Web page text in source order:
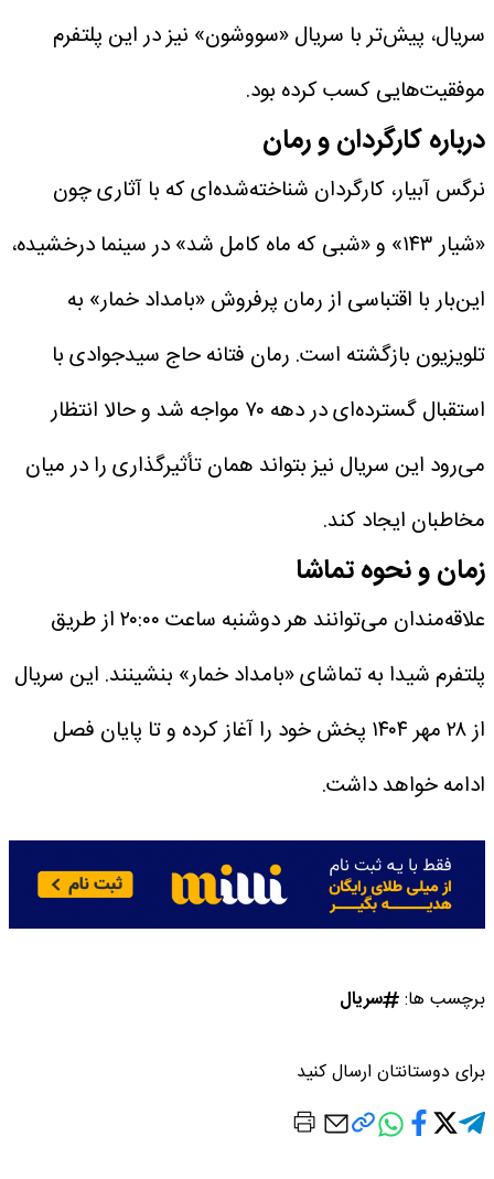
سریال، پیش‌تر با سریال «سووشون» نیز در این پلتفرم
موفقیت‌هایی کسب کرده بود.
درباره کارگردان و رمان
نرگس آبیار، کارگردان شناخته‌شده‌ای که با آثاری چون
«شیار ۱۴۳» و «شبی که ماه کامل شد» در سینما درخشیده،
این‌بار با اقتباسی از رمان پرفروش «بامداد خمار» به
تلویزیون بازگشته است. رمان فتانه حاج سیدجوادی با
استقبال گسترده‌ای در دهه ۷۰ مواجه شد و حالا انتظار
می‌رود این سریال نیز بتواند همان تأثیرگذاری را در میان
مخاطبان ایجاد کند.
زمان و نحوه تماشا
علاقه‌مندان می‌توانند هر دوشنبه ساعت ۲۰:۰۰ از طریق
پلتفرم شیدا به تماشای «بامداد خمار» بنشینند. این سریال
از ۲۸ مهر ۱۴۰۴ پخش خود را آغاز کرده و تا پایان فصل
ادامه خواهد داشت.
برچسب ها: سریال
برای دوستانتان ارسال کنید